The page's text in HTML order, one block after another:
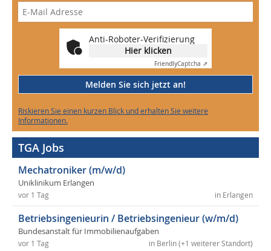
Anti-Roboter-Verifizierung
Hier klicken
FriendlyCaptcha ⇗
Melden Sie sich jetzt an!
Riskieren Sie einen kurzen Blick und erhalten Sie weitere
Informationen.
TGA Jobs
Mechatroniker (m/w/d)
Uniklinikum Erlangen
in Erlangen
vor 1 Tag
Betriebsingenieurin / Betriebsingenieur (w/m/d)
Bundesanstalt für Immobilienaufgaben
in Berlin (+1 weiterer Standort)
vor 1 Tag